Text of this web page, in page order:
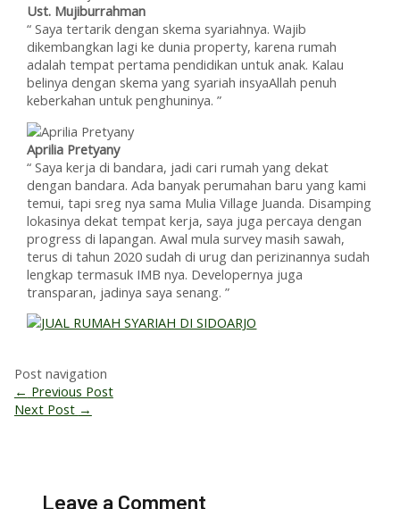
Ust. Mujiburrahman
“ Saya tertarik dengan skema syariahnya. Wajib
dikembangkan lagi ke dunia property, karena rumah
adalah tempat pertama pendidikan untuk anak. Kalau
belinya dengan skema yang syariah insyaAllah penuh
keberkahan untuk penghuninya. ”
Aprilia Pretyany
“ Saya kerja di bandara, jadi cari rumah yang dekat
dengan bandara. Ada banyak perumahan baru yang kami
temui, tapi sreg nya sama Mulia Village Juanda. Disamping
lokasinya dekat tempat kerja, saya juga percaya dengan
progress di lapangan. Awal mula survey masih sawah,
terus di tahun 2020 sudah di urug dan perizinannya sudah
lengkap termasuk IMB nya. Developernya juga
transparan, jadinya saya senang. ”
Post navigation
← Previous Post
Next Post →
Leave a Comment